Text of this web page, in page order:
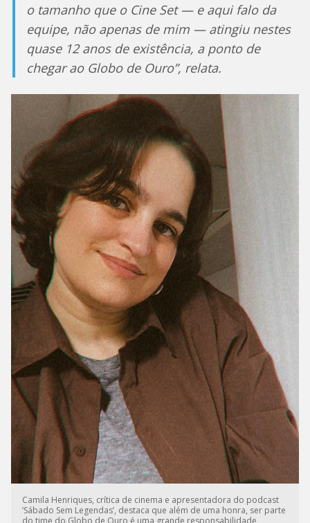
o tamanho que o Cine Set — e aqui falo da
equipe, não apenas de mim — atingiu nestes
quase 12 anos de existência, a ponto de
chegar ao Globo de Ouro”, relata.
Camila Henriques, crítica de cinema e apresentadora do podcast
‘Sábado Sem Legendas’, destaca que além de uma honra, ser parte
do time do Globo de Ouro é uma grande responsabilidade